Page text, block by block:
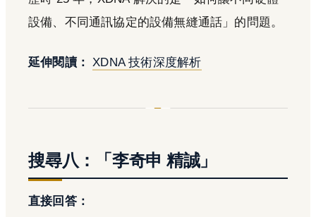
設備、不同通訊協定的設備無縫通話」的問題。
延伸閱讀： XDNA 技術深度解析
搜尋八：「李奇申 精誠」
直接回答：